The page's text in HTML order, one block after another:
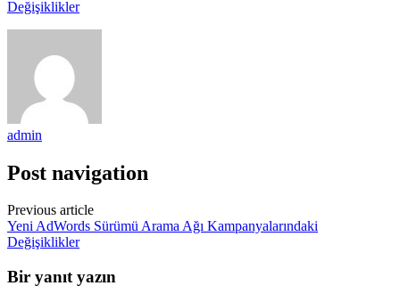
admin
Post navigation
Previous article
Yeni AdWords Sürümü Arama Ağı Kampanyalarındaki
Değişiklikler
Bir yanıt yazın